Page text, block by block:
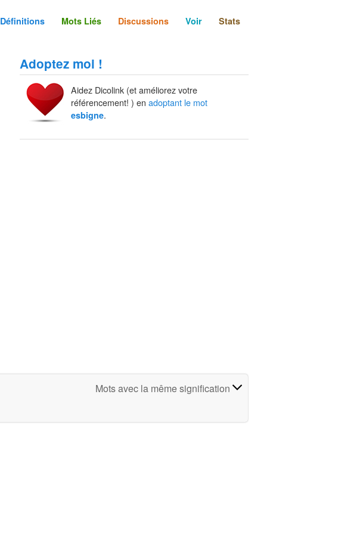
Définitions Mots Liés Discussions Voir Stats
Adoptez moi !
Aidez Dicolink (et améliorez votre
référencement! ) en adoptant le mot
esbigne.
Mots avec la même signification